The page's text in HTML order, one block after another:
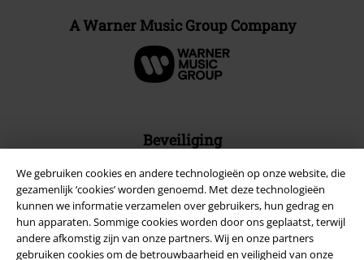
We gebruiken cookies en andere technologieën op onze website, die
gezamenlijk ‘cookies’ worden genoemd. Met deze technologieën
kunnen we informatie verzamelen over gebruikers, hun gedrag en
hun apparaten. Sommige cookies worden door ons geplaatst, terwijl
andere afkomstig zijn van onze partners. Wij en onze partners
gebruiken cookies om de betrouwbaarheid en veiligheid van onze
A Warner Music Group Company
Beveiliging